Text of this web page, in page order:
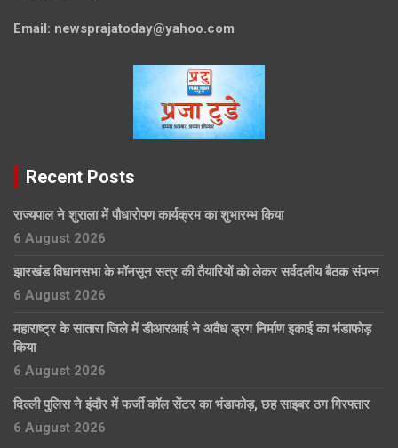
Email: newsprajatoday@yahoo.com
Recent Posts
राज्यपाल ने शुराला में पौधारोपण कार्यक्रम का शुभारम्भ किया
6 August 2026
झारखंड विधानसभा के मॉनसून सत्र की तैयारियों को लेकर सर्वदलीय बैठक संपन्न
6 August 2026
महाराष्ट्र के सातारा जिले में डीआरआई ने अवैध ड्रग निर्माण इकाई का भंडाफोड़
किया
6 August 2026
दिल्ली पुलिस ने इंदौर में फर्जी कॉल सेंटर का भंडाफोड़, छह साइबर ठग गिरफ्तार
6 August 2026